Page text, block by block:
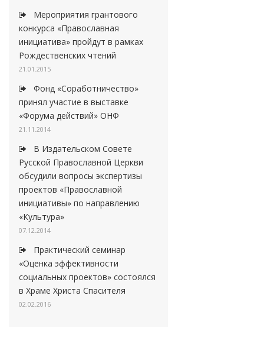
Мероприятия грантового
конкурса «Православная
инициатива» пройдут в рамках
Рождественских чтений
21.01.2015
Фонд «Соработничество»
принял участие в выставке
«Форума действий» ОНФ
21.11.2014
В Издательском Совете
Русской Православной Церкви
обсудили вопросы экспертизы
проектов «Православной
инициативы» по направлению
«Культура»
07.12.2014
Практический семинар
«Оценка эффективности
социальных проектов» состоялся
в Храме Христа Спасителя
02.02.2016